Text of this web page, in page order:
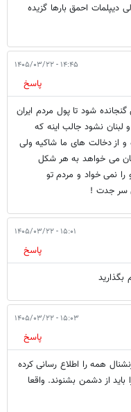
دیپلمات احمق بارها گزیده
۱۴:۴۵ - ۱۴۰۵/۰۳/۲۲
پاسخ
شود تا پول مردم ایران
نشود جالب اینه که
از دخالت های ما شاکیه ولی
می خواهد به هر شکل
نمی خواد و مردم تو
سر جدت !
۱۵:۰۱ - ۱۴۰۵/۰۳/۲۲
پاسخ
بگذارید
۱۵:۰۳ - ۱۴۰۵/۰۳/۲۲
پاسخ
همه را اطلاع رسانی کرده
از دشمن بشنوند. واقعا